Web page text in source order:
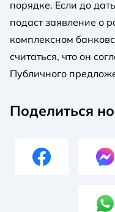
порядке. Если до
подаст заявление о
комплексном
считаться, что он
Публичного
Поделиться